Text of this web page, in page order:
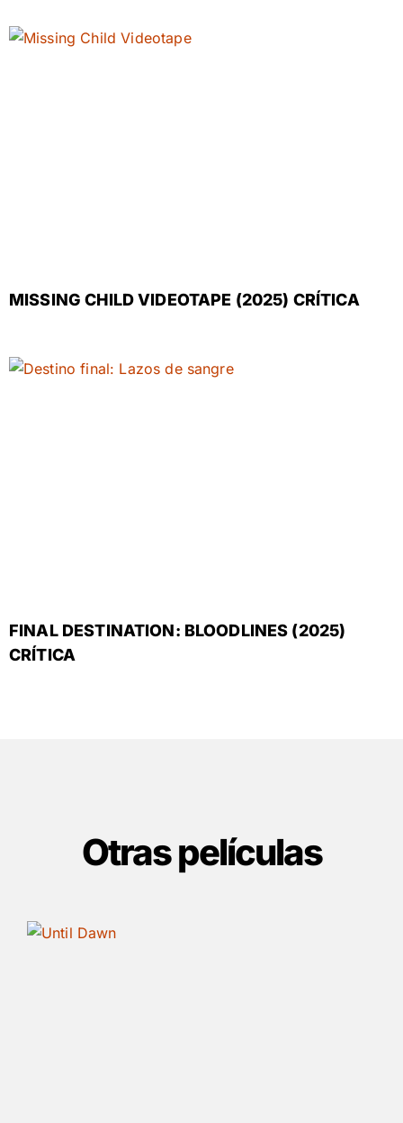
MISSING CHILD VIDEOTAPE (2025) CRÍTICA
FINAL DESTINATION: BLOODLINES (2025)
CRÍTICA
Otras películas